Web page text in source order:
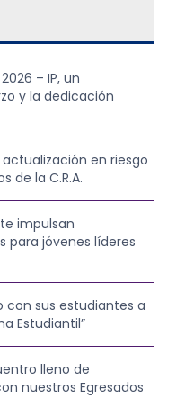
– IP, un
y la dedicación
actualización en riesgo
de la C.R.A.
impulsan
para jóvenes líderes
con sus estudiantes a
Estudiantil”
lleno de
nuestros Egresados